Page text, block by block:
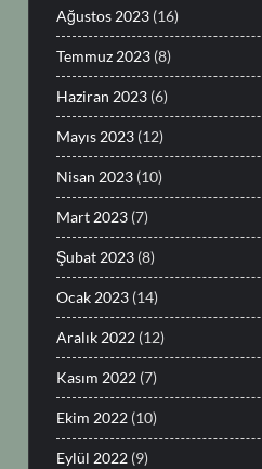
Ağustos 2023 (16)
Temmuz 2023 (8)
Haziran 2023 (6)
Mayıs 2023 (12)
Nisan 2023 (10)
Mart 2023 (7)
Şubat 2023 (8)
Ocak 2023 (14)
Aralık 2022 (12)
Kasım 2022 (7)
Ekim 2022 (10)
Eylül 2022 (9)